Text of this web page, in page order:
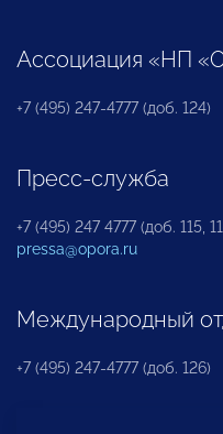
Ассоциация «НП
+7 (495) 247-4777 (доб. 124)
Пресс-служба
+7 (495) 247 4777 (доб. 115,
pressa@opora.ru
Международный
+7 (495) 247-4777 (доб. 126)